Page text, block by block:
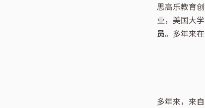
思高乐教育
业，美国大
员。多年来
多年来，来